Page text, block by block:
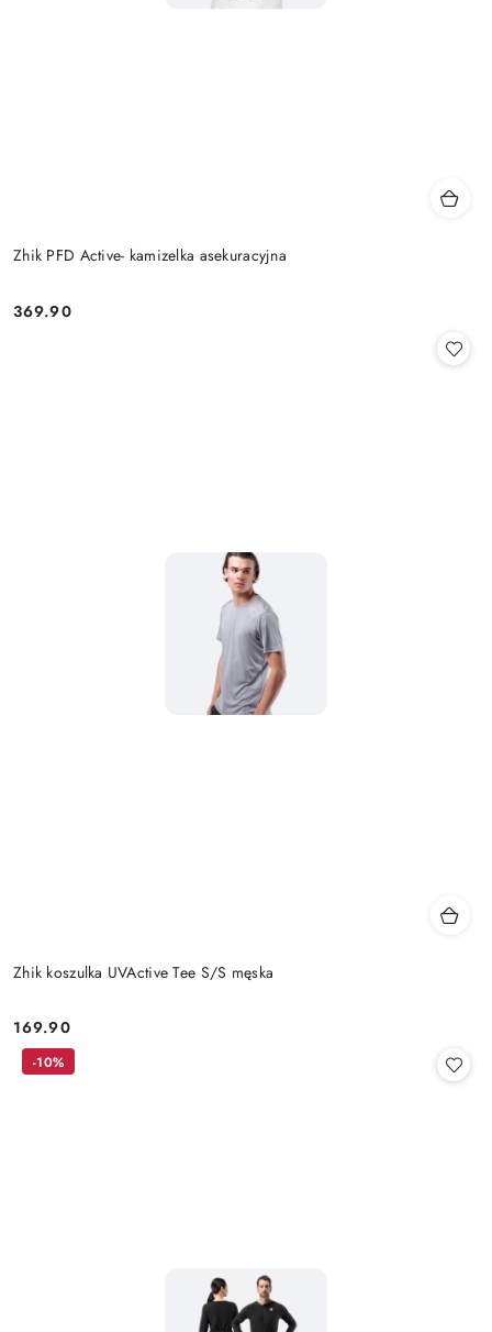
Zhik PFD Active- kamizelka asekuracyjna
Cena:
369.90
Zhik koszulka UVActive Tee S/S męska
Cena:
169.90
-10%